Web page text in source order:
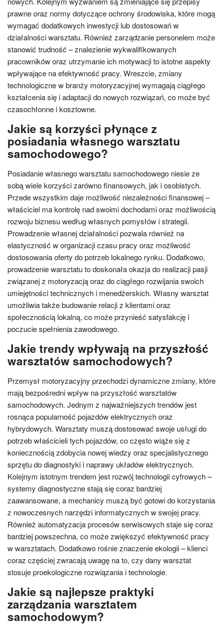
prawne oraz normy dotyczące ochrony środowiska, które mogą
wymagać dodatkowych inwestycji lub dostosowań w
działalności warsztatu. Również zarządzanie personelem może
stanowić trudność – znalezienie wykwalifikowanych
pracowników oraz utrzymanie ich motywacji to istotne aspekty
wpływające na efektywność pracy. Wreszcie, zmiany
technologiczne w branży motoryzacyjnej wymagają ciągłego
kształcenia się i adaptacji do nowych rozwiązań, co może być
czasochłonne i kosztowne.
Jakie są korzyści płynące z
posiadania własnego warsztatu
samochodowego?
Posiadanie własnego warsztatu samochodowego niesie ze
sobą wiele korzyści zarówno finansowych, jak i osobistych.
Przede wszystkim daje możliwość niezależności finansowej –
właściciel ma kontrolę nad swoimi dochodami oraz możliwością
rozwoju biznesu według własnych pomysłów i strategii.
Prowadzenie własnej działalności pozwala również na
elastyczność w organizacji czasu pracy oraz możliwość
dostosowania oferty do potrzeb lokalnego rynku. Dodatkowo,
prowadzenie warsztatu to doskonała okazja do realizacji pasji
związanej z motoryzacją oraz do ciągłego rozwijania swoich
umiejętności technicznych i menedżerskich. Własny warsztat
umożliwia także budowanie relacji z klientami oraz
społecznością lokalną, co może przynieść satysfakcję i
poczucie spełnienia zawodowego.
Jakie trendy wpływają na przyszłość
warsztatów samochodowych?
Przemysł motoryzacyjny przechodzi dynamiczne zmiany, które
mają bezpośredni wpływ na przyszłość warsztatów
samochodowych. Jednym z najważniejszych trendów jest
rosnąca popularność pojazdów elektrycznych oraz
hybrydowych. Warsztaty muszą dostosować swoje usługi do
potrzeb właścicieli tych pojazdów, co często wiąże się z
koniecznością zdobycia nowej wiedzy oraz specjalistycznego
sprzętu do diagnostyki i naprawy układów elektrycznych.
Kolejnym istotnym trendem jest rozwój technologii cyfrowych –
systemy diagnostyczne stają się coraz bardziej
zaawansowane, a mechanicy muszą być gotowi do korzystania
z nowoczesnych narzędzi informatycznych w swojej pracy.
Również automatyzacja procesów serwisowych staje się coraz
bardziej powszechna, co może zwiększyć efektywność pracy
w warsztatach. Dodatkowo rośnie znaczenie ekologii – klienci
coraz częściej zwracają uwagę na to, czy dany warsztat
stosuje proekologiczne rozwiązania i technologie.
Jakie są najlepsze praktyki
zarządzania warsztatem
samochodowym?